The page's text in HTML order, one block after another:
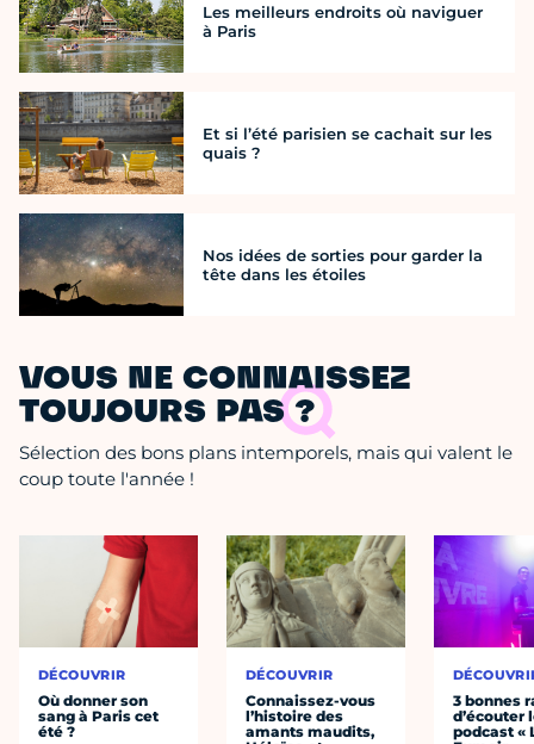
Les meilleurs endroits où naviguer
à Paris
Et si l’été parisien se cachait sur les
quais ?
Nos idées de sorties pour garder la
tête dans les étoiles
VOUS NE CONNAISSEZ
TOUJOURS PAS ?
Sélection des bons plans intemporels, mais qui valent le
coup toute l'année !
DÉCOUVRIR
Où donner son
sang à Paris cet
été ?
DÉCOUVRIR
Connaissez-vous
l’histoire des
amants maudits,
3 bonnes
d’écouter
podcast «